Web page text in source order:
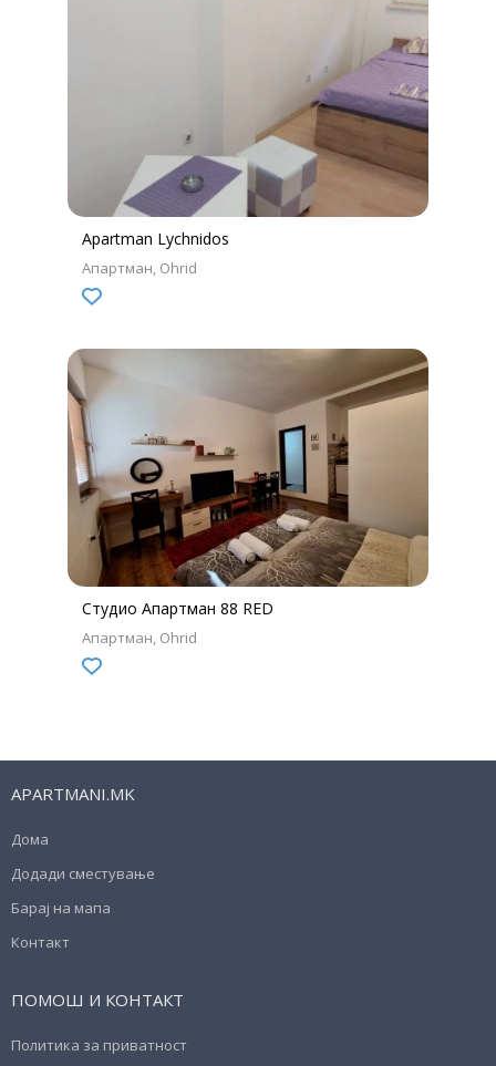
Apartman Lychnidos
Апартман Ohrid
Студио Апартман 88 RED
Апартман Ohrid
APARTMANI.MK
Дома
Додади сместување
Барај на мапа
Контакт
ПОМОШ И КОНТАКТ
Политика за приватност